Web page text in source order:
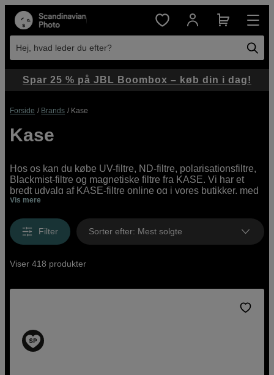
Hej, hvad leder du efter?
Forside Brands Kase
Kase
Hos os kan du købe UV-filtre, ND-filtre, polarisationsfiltre,
Blackmist-filtre og magnetiske filtre fra KASE. Vi har et
bredt udvalg af KASE-filtre online og i vores butikker, med
alt fra prisvenlige begyndermodeller til professionelle high-
Vis mere
Filter Sorter efter: Mest solgte
Viser 418 produkter
Spar 25 % på JBL Boombox – køb din i dag!